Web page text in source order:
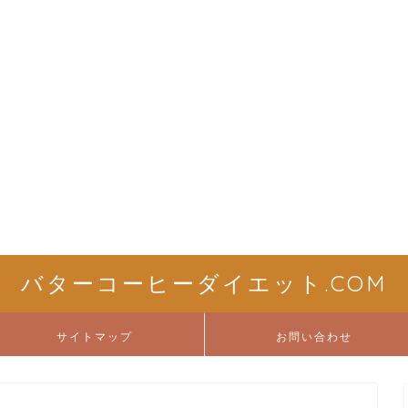
バターコーヒーダイエット.COM
サイトマップ お問い合わせ